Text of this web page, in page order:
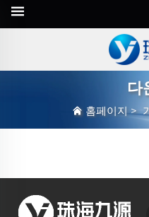
다
홈페이지>